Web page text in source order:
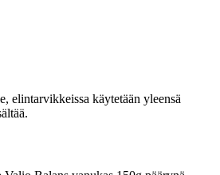
elintarvikkeissa käytetään yleensä